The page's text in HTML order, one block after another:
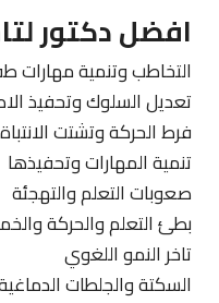
افضل دكتور
التخاطب وتنمية مهارات
تعديل السلوك وتحفيذ
فرط الحركة وتشتت الانتباة
تنمية المهارات وتحفيذها
صعوبات التعلم والتهجئة
بطئ التعلم والحركة
تاخر النمو اللغوي
السكتة والجلطات